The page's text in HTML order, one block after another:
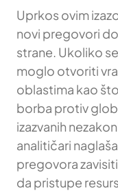
Uprkos ovim
novi pregovori
strane. Ukoliko
moglo otvoriti
oblastima kao
borba protiv
izazvanih
analitičari
pregovora
da pristupe